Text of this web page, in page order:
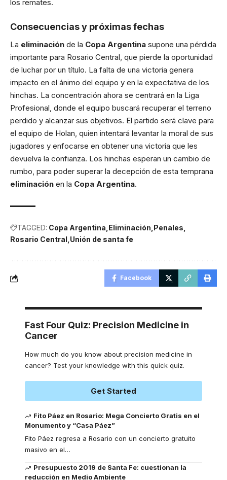
los remates.
Consecuencias y próximas fechas
La eliminación de la Copa Argentina supone una pérdida
importante para Rosario Central, que pierde la oportunidad
de luchar por un título. La falta de una victoria genera
impacto en el ánimo del equipo y en la expectativa de los
hinchas. La concentración ahora se centrará en la Liga
Profesional, donde el equipo buscará recuperar el terreno
perdido y alcanzar sus objetivos. El partido será clave para
el equipo de Holan, quien intentará levantar la moral de sus
jugadores y enfocarse en obtener una victoria que les
devuelva la confianza. Los hinchas esperan un cambio de
rumbo, para poder superar la decepción de esta temprana
eliminación en la Copa Argentina.
TAGGED: Copa Argentina Eliminación Penales
Rosario Central Unión de santa fe
Facebook
Fast Four Quiz: Precision Medicine in
Cancer
How much do you know about precision medicine in
cancer? Test your knowledge with this quick quiz.
Get Started
Fito Páez en Rosario: Mega Concierto Gratis en el
Monumento y “Casa Páez”
Fito Páez regresa a Rosario con un concierto gratuito
masivo en el…
Presupuesto 2019 de Santa Fe: cuestionan la
reducción en Medio Ambiente